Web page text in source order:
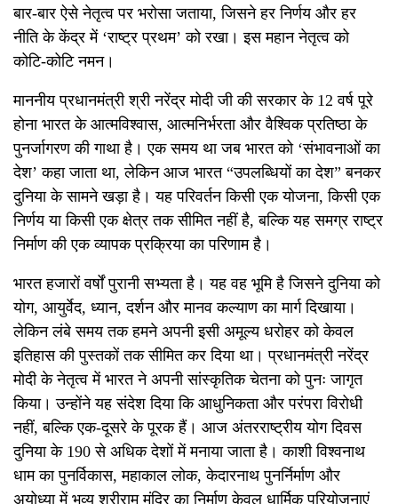
बार-बार ऐसे नेतृत्व पर भरोसा जताया,जिसने हर निर्णय और हर
नीति के केंद्र में ‘राष्ट्र प्रथम’ को रखा। इस महान नेतृत्व को
कोटि-कोटि नमन।
माननीय प्रधानमंत्री श्री नरेंद्रमोदीजी की सरकार के 12वर्ष पूरे
होना भारत के आत्मविश्वास, आत्मनिर्भरता और वैश्विक प्रतिष्ठा के
पुनर्जागरण की गाथा है। एक समय था जब भारत को ‘संभावनाओं का
देश’ कहा जाता था,लेकिन आज भारत “उपलब्धियों का देश” बनकर
दुनिया के सामने खड़ा है। यह परिवर्तन किसी एक योजना,किसी एक
निर्णय या किसी एक क्षेत्र तक सीमित नहीं है,बल्कि यह समग्र राष्ट्र
निर्माण की एक व्यापक प्रक्रिया का परिणाम है।
भारत हजारों वर्षों पुरानी सभ्यता है। यह वह भूमि है जिसने दुनिया को
योग, आयुर्वेद, ध्यान,दर्शन और मानव कल्याण का मार्ग दिखाया।
लेकिन लंबे समय तक हमने अपनी इसी अमूल्य धरोहर को केवल
इतिहास कीपुस्तकों तक सीमित कर दिया था। प्रधानमंत्री नरेंद्र
मोदी के नेतृत्व में भारत ने अपनी सांस्कृतिक चेतना को पुनः जागृत
किया। उन्होंने यह संदेश दिया कि आधुनिकता और परंपरा विरोधी
नहीं,बल्कि एक-दूसरे के पूरक हैं। आज अंतरराष्ट्रीय योग दिवस
दुनिया के 190से अधिक देशों में मनाया जाता है। काशी विश्वनाथ
धाम का पुनर्विकास,महाकाल लोक,केदारनाथ पुनर्निर्माण और
अयोध्या में भव्य श्रीराम मंदिर का निर्माण केवल धार्मिक परियोजनाएं